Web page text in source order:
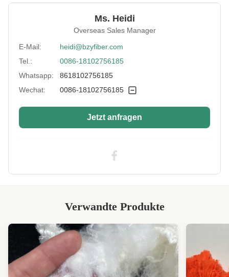
Specification: 2D*Keine Längenbeschränkung
Einheimische
Color: Weiß
More Sizes: Anpassbar
Siliconized/Non-
Silicified:
nicht verkieselt
Ms. Heidi
Overseas Sales Manager
E-Mail:
heidi@bzyfiber.com
Tel.:
0086-18102756185
Whatsapp:
8618102756185
Wechat:
0086-18102756185
Jetzt anfragen
Verwandte Produkte